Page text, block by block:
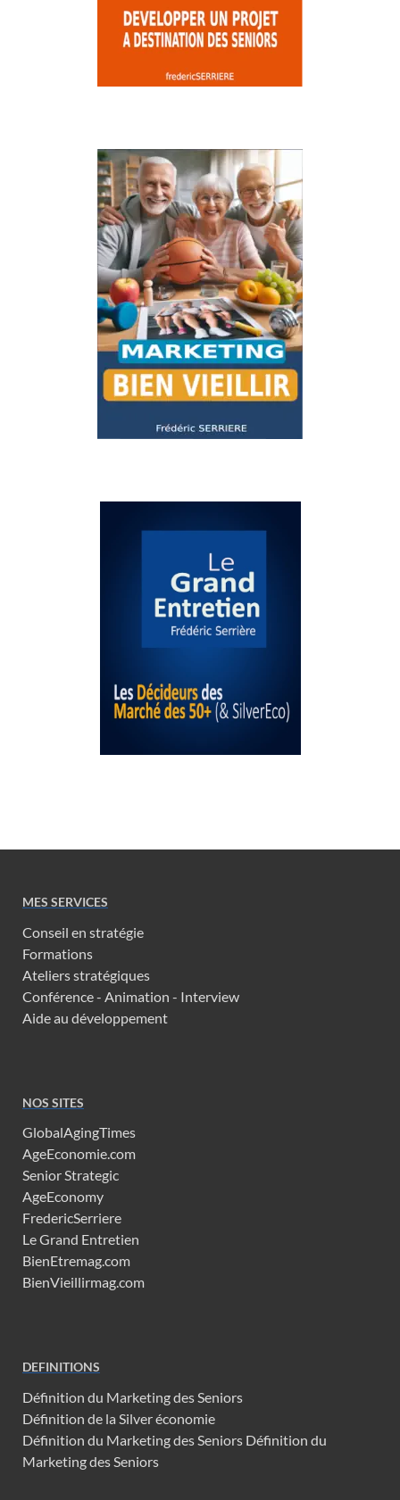
MES SERVICES
Conseil en stratégie
Formations
Ateliers stratégiques
Conférence - Animation - Interview
Aide au développement
NOS SITES
GlobalAgingTimes
AgeEconomie.com
Senior Strategic
AgeEconomy
FredericSerriere
Le Grand Entretien
BienEtremag.com
BienVieillirmag.com
DEFINITIONS
Définition du Marketing des Seniors
Définition de la Silver économie
Définition du Marketing des Seniors Définition du
Marketing des Seniors